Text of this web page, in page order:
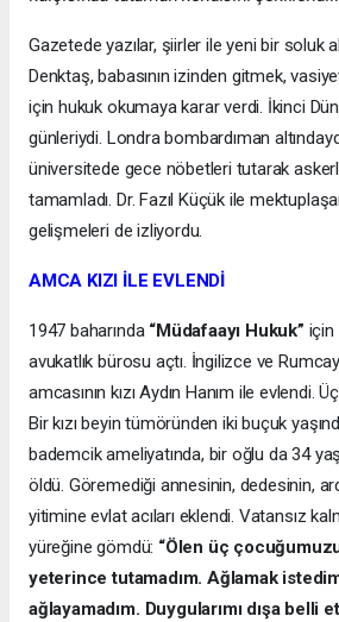
Gazetede yazılar, şiirler ile yeni bir soluk
Denktaş, babasının izinden gitmek,
için hukuk okumaya karar verdi. İkinci
günleriydi. Londra bombardıman
üniversitede gece nöbetleri tutarak
tamamladı. Dr. Fazıl Küçük ile
gelişmeleri de izliyordu.
AMCA KIZI İLE EVLENDİ
1947 baharında “Müdafaayı Hukuk” için
avukatlık bürosu açtı. İngilizce ve
amcasının kızı Aydın Hanım ile evlendi.
Bir kızı beyin tümöründen iki buçuk
bademcik ameliyatında, bir oğlu da 34
öldü. Göremediği annesinin, dedesinin,
yitimine evlat acıları eklendi. Vatansız
yüreğine gömdü: “Ölen üç
yeterince tutamadım. Ağlamak
ağlayamadım. Duygularımı dışa belli